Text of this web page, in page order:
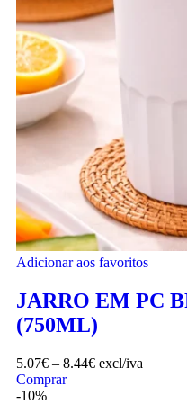
Adicionar aos favoritos
JARRO EM PC
(750ML)
5.07€ – 8.44€ excl/iva
Comprar
-10%